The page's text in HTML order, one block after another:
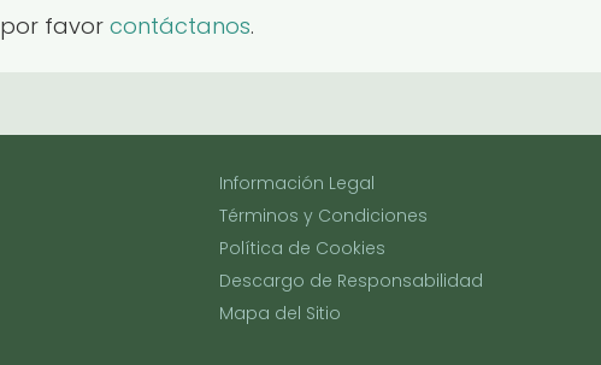
favor contáctanos.
Información Legal
Términos y Condiciones
Política de Cookies
Descargo de Responsabilidad
Mapa del Sitio